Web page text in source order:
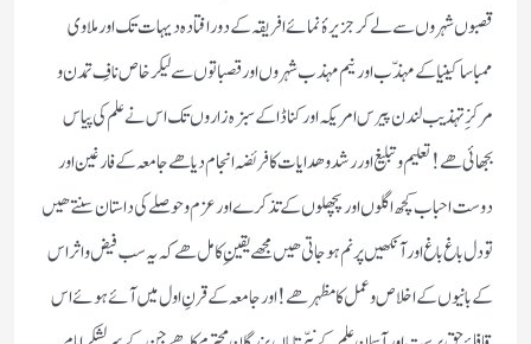
قصبوں شہروں سے لے کر جزیرۂ نمائے افریقہ کے دور افتادہ دیہات تک اور ملاوی
ممباسا کینیا کے مہذّب اور نیم مہذب شہروں اور قصباتوں سے لیکر خاص نافِ تمدن و
مرکزِ تہذیب لندن پیرس امریکہ اور کناڈا کے سبزہ زاروں تک اس نے علم کی پیاس
بجھائی ھے ! تعلیم و تبلیغ اور رشد و ھدایات کا فریضہ انجام دیا ھے جامعہ کے فارغین اور
دوست احباب کچھ اگلوں اور پچھلوں کے تذکرے اور عزم و حوصلے کی داستان سنتے ھیں
تو دل باغ باغ اور آنکھیں پرنم ہو جاتی ھیں مجھے یقینِ کامل ھے کہ یہ سب فیض و اثر اس
کے بانیوں کے اخلاص و عمل کا مظہر ھے! اور جامعہ کے قرنِ اول میں آئے ہوئے اس